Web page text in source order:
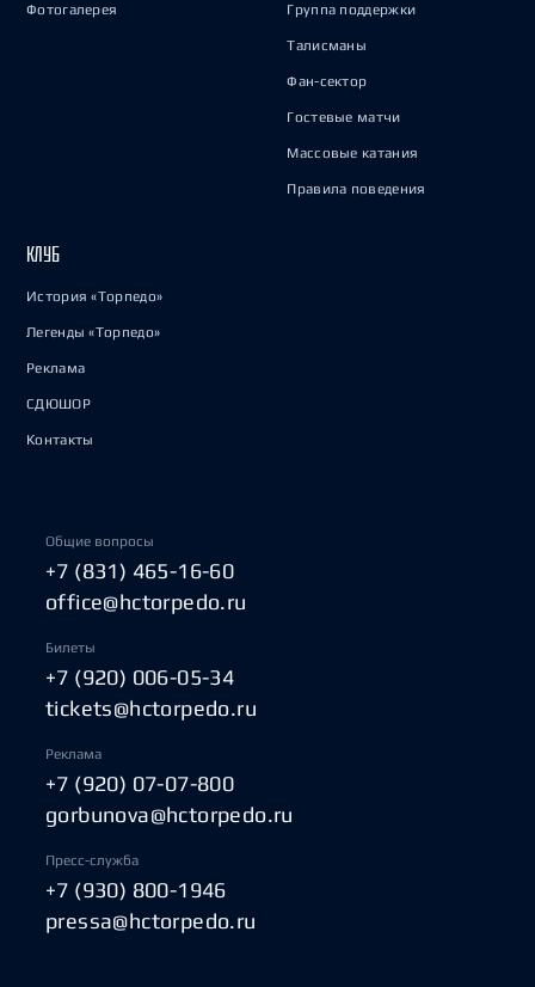
Фотогалерея Группа поддержки
Талисманы
Фан-сектор
Гостевые матчи
Массовые катания
Правила поведения
КЛУБ
История «Торпедо»
Легенды «Торпедо»
Реклама
СДЮШОР
Контакты
Общие вопросы
+7 (831) 465-16-60
office@hctorpedo.ru
Билеты
+7 (920) 006-05-34
tickets@hctorpedo.ru
Реклама
+7 (920) 07-07-800
gorbunova@hctorpedo.ru
Пресс-служба
+7 (930) 800-1946
pressa@hctorpedo.ru